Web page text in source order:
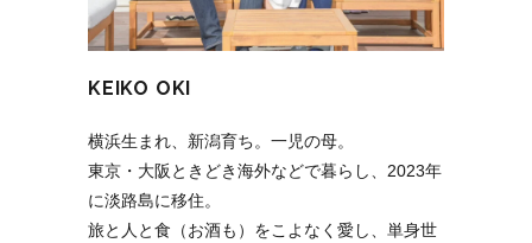
KEIKO OKI
横浜生まれ、新潟育ち。一児の母。
東京・大阪ときどき海外などで暮らし、2023年
に淡路島に移住。
旅と人と食（お酒も）をこよなく愛し、単身世